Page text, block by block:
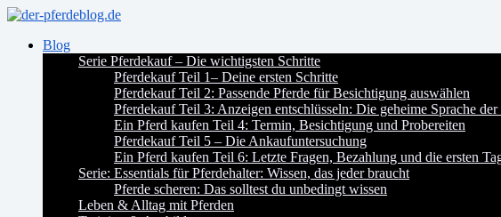
Blog
Serie Pferdekauf – Die wichtigsten Schritte
Pferdekauf Teil 1– Deine ersten Schritte
Pferdekauf Teil 2: Passende Pferde für Besichtigung auswählen
Pferdekauf Teil 3: Anzeigen entschlüsseln: Die geheime Sprache der
Ein Pferd kaufen Teil 4: Termin, Besichtigung und Probereiten
Pferdekauf Teil 5 – Die Ankaufuntersuchung
Ein Pferd kaufen Teil 6: Letzte Fragen, Bezahlung und die ersten
Serie: Essentials für Pferdehalter: Wissen, das jeder braucht
Pferde scheren: Das solltest du unbedingt wissen
Leben & Alltag mit Pferden